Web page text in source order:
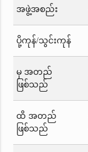
အဖွဲ့အစည်း
ပို့ကုန်/သွင်းကုန်
မှ အတည်
ဖြစ်သည်
ထိ အတည်
ဖြစ်သည်